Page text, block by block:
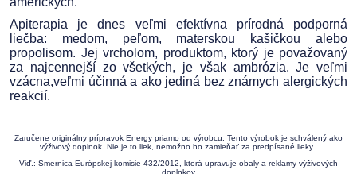
Apiterapia je dnes veľmi efektívna prírodná podporná
liečba: medom, peľom, materskou kašičkou alebo
propolisom. Jej vrcholom, produktom, ktorý je považovaný
za najcennejší zo všetkých, je však ambrózia. Je veľmi
vzácna,veľmi účinná a ako jediná bez známych alergických
reakcií.
Zaručene originálny prípravok Energy priamo od výrobcu. Tento výrobok je schválený ako
výživový doplnok. Nie je to liek, nemožno ho zamieňať za predpísané lieky.
Viď.: Smernica Európskej komisie 432/2012, ktorá upravuje obaly a reklamy výživových